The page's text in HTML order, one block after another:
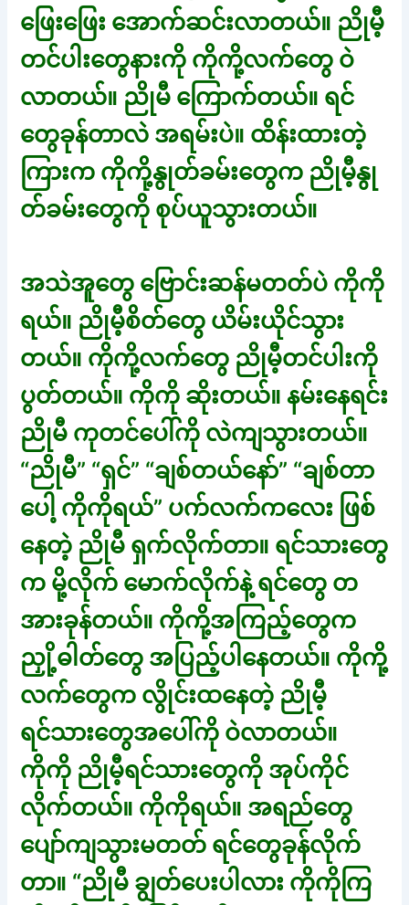
ဖြေးဖြေး အောက်ဆင်းလာတယ်။ ညိုမီ့
တင်ပါးတွေနားကို ကိုကို့လက်တွေ ဝဲ
လာတယ်။ ညိုမီ ကြောက်တယ်။ ရင်
တွေခုန်တာလဲ အရမ်းပဲ။ ထိန်းထားတဲ့
ကြားက ကိုကို့နွုတ်ခမ်းတွေက ညိုမီ့နွု
တ်ခမ်းတွေကို စုပ်ယူသွားတယ်။
အသဲအူတွေ ဗြောင်းဆန်မတတ်ပဲ ကိုကို
ရယ်။ ညိုမီ့စိတ်တွေ ယိမ်းယိုင်သွား
တယ်။ ကိုကို့လက်တွေ ညိုမီ့တင်ပါးကို
ပွတ်တယ်။ ကိုကို ဆိုးတယ်။ နမ်းနေရင်း
ညိုမီ ကုတင်ပေါ်ကို လဲကျသွားတယ်။
“ညိုမီ” “ရှင်” “ချစ်တယ်နော်” “ချစ်တာ
ပေါ့ ကိုကိုရယ်” ပက်လက်ကလေး ဖြစ်
နေတဲ့ ညိုမီ ရှက်လိုက်တာ။ ရင်သားတွေ
က မို့လိုက် မောက်လိုက်နဲ့ ရင်တွေ တ
အားခုန်တယ်။ ကိုကို့အကြည့်တွေက
ညှို့ဓါတ်တွေ အပြည့်ပါနေတယ်။ ကိုကို့
လက်တွေက လွိုင်းထနေတဲ့ ညိုမီ့
ရင်သားတွေအပေါ်ကို ဝဲလာတယ်။
ကိုကို ညိုမီ့ရင်သားတွေကို အုပ်ကိုင်
လိုက်တယ်။ ကိုကိုရယ်။ အရည်တွေ
ပျော်ကျသွားမတတ် ရင်တွေခုန်လိုက်
တာ။ “ညိုမီ ချွတ်ပေးပါလား ကိုကိုကြ